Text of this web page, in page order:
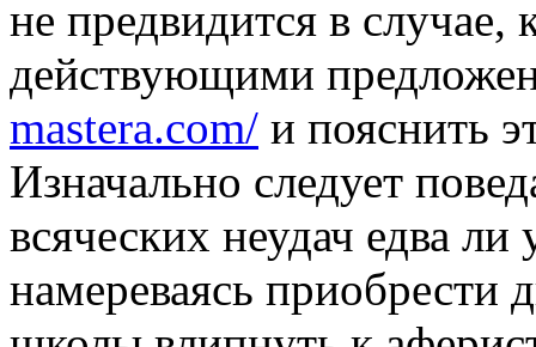
не предвидится в случае,
действующими
mastera.com/ и пояснить
Изначально следует
всяческих неудач едва ли
намереваясь приобрести